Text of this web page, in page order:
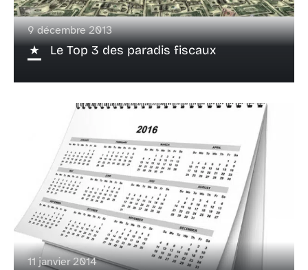
9 décembre 2013
Le Top 3 des paradis fiscaux
11 janvier 2014